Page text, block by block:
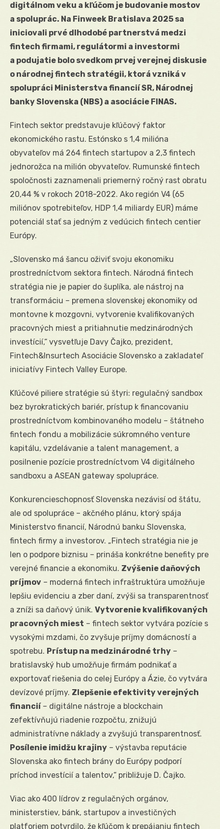
digitálnom veku a kľúčom je budovanie mostov
a spoluprác. Na Finweek Bratislava 2025 sa
iniciovali prvé dlhodobé partnerstvá medzi
fintech firmami, regulátormi a investormi
a podujatie bolo svedkom prvej verejnej diskusie
o národnej fintech stratégii, ktorá vzniká v
spolupráci Ministerstva financií SR, Národnej
banky Slovenska (NBS) a asociácie FINAS.
Fintech sektor predstavuje kľúčový faktor
ekonomického rastu. Estónsko s 1,4 milióna
obyvateľov má 264 fintech startupov a 2,3 fintech
jednorožca na milión obyvateľov. Rumunské fintech
spoločnosti zaznamenali priemerný ročný rast obratu
20,44 % v rokoch 2018-2022. Ako región V4 (65
miliónov spotrebiteľov, HDP 1,4 miliardy EUR) máme
potenciál stať sa jedným z vedúcich fintech centier
Európy.
„Slovensko má šancu oživiť svoju ekonomiku
prostredníctvom sektora fintech. Národná fintech
stratégia nie je papier do šuplíka, ale nástroj na
transformáciu – premena slovenskej ekonomiky od
montovne k mozgovni, vytvorenie kvalifikovaných
pracovných miest a pritiahnutie medzinárodných
investícií,“ vysvetľuje Davy Čajko, prezident,
Fintech&Insurtech Asociácie Slovensko a zakladateľ
iniciatívy Fintech Valley Europe.
Kľúčové piliere stratégie sú štyri: regulačný sandbox
bez byrokratických bariér, prístup k financovaniu
prostredníctvom kombinovaného modelu – štátneho
fintech fondu a mobilizácie súkromného venture
kapitálu, vzdelávanie a talent management, a
posilnenie pozície prostredníctvom V4 digitálneho
sandboxu a ASEAN gateway spolupráce.
Konkurencieschopnosť Slovenska nezávisí od štátu,
ale od spolupráce – akčného plánu, ktorý spája
Ministerstvo financií, Národnú banku Slovenska,
fintech firmy a investorov. „Fintech stratégia nie je
len o podpore biznisu – prináša konkrétne benefity pre
verejné financie a ekonomiku. Zvýšenie daňových
príjmov – moderná fintech infraštruktúra umožňuje
lepšiu evidenciu a zber daní, zvýši sa transparentnosť
a zníži sa daňový únik. Vytvorenie kvalifikovaných
pracovných miest – fintech sektor vytvára pozície s
vysokými mzdami, čo zvyšuje príjmy domácností a
spotrebu. Prístup na medzinárodné trhy –
bratislavský hub umožňuje firmám podnikať a
exportovať riešenia do celej Európy a Ázie, čo vytvára
devízové príjmy. Zlepšenie efektivity verejných
financií– digitálne nástroje a blockchain
zefektívňujú riadenie rozpočtu, znižujú
administratívne náklady a zvyšujú transparentnosť.
Posílenie imidžu krajiny – výstavba reputácie
Slovenska ako fintech brány do Európy podporí
príchod investícií a talentov,“ približuje D. Čajko.
Viac ako 400 lídrov z regulačných orgánov,
ministerstiev, bánk, startupov a investičných
platforiem potvrdilo, že kľúčom k prepájaniu fintech